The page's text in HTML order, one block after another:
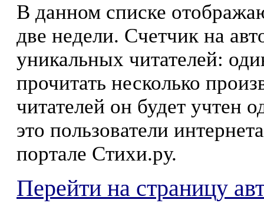
В данном списке
две недели. Счетчик на
уникальных читателей:
прочитать несколько
читателей он будет учтен
это пользователи
портале Стихи.ру.
Перейти на страницу